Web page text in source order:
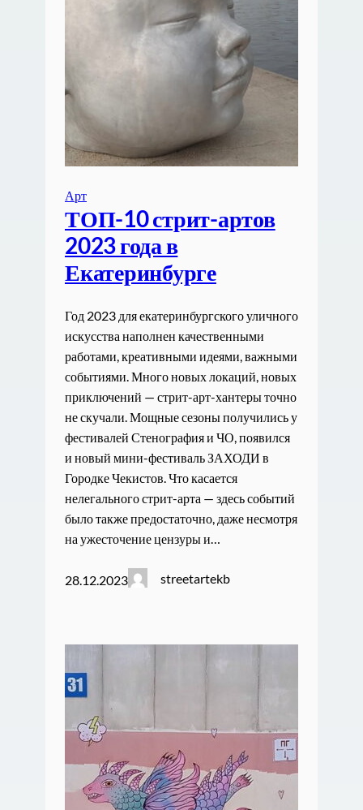
Арт
ТОП-10 стрит-артов
2023 года в
Екатеринбурге
Год 2023 для екатеринбургского уличного
искусства наполнен качественными
работами, креативными идеями, важными
событиями. Много новых локаций, новых
приключений — стрит-арт-хантеры точно
не скучали. Мощные сезоны получились у
фестивалей Стенография и ЧО, появился
и новый мини-фестиваль ЗАХОДИ в
Городке Чекистов. Что касается
нелегального стрит-арта — здесь событий
было также предостаточно, даже несмотря
на ужесточение цензуры и…
28.12.2023 streetartekb